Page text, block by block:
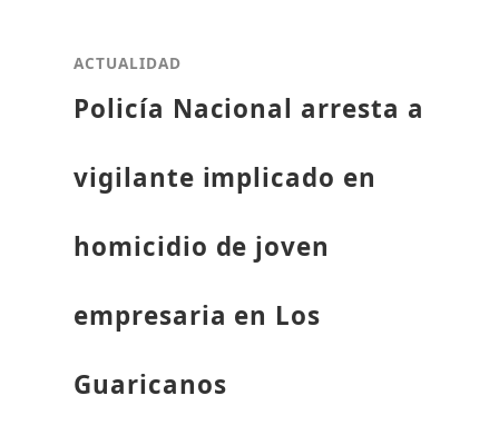
ACTUALIDAD
Policía Nacional arresta a
vigilante implicado en
homicidio de joven
empresaria en Los
Guaricanos